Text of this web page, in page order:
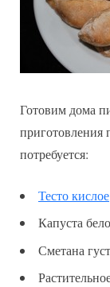
Готовим дома
приготовления
потребуется:
Тесто кислое
Капуста
Сметана